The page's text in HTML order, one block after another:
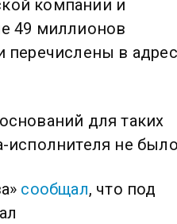
компании и
49 миллионов
перечислены в адрес
для таких
исполнителя не
сообщал, что под